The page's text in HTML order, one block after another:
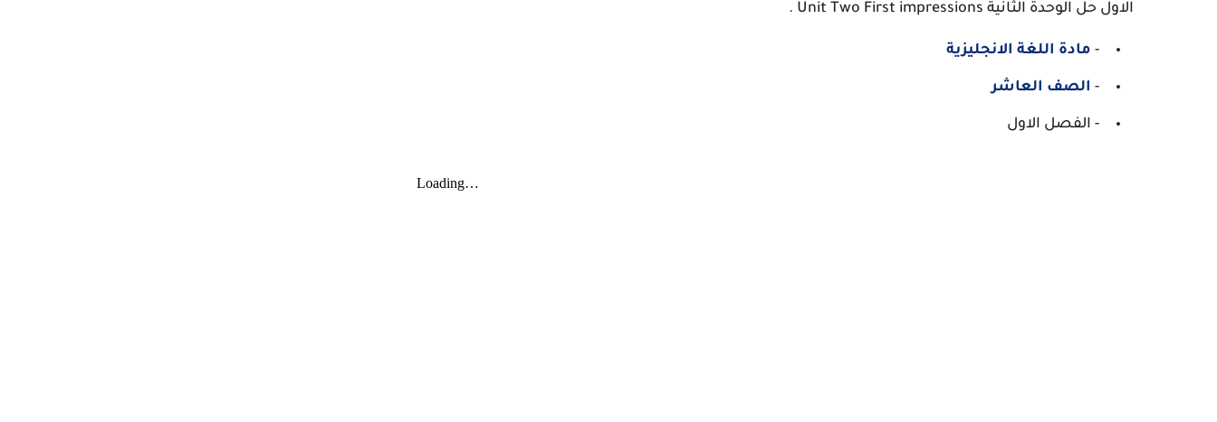
الاول حل الوحدة الثانية Unit Two First impressions .
- مادة اللغة الانجليزية
- الصف العاشر
- الفصل الاول